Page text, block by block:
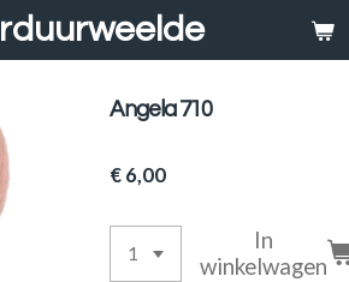
Angela 710
€ 6,00
In
winkelwagen